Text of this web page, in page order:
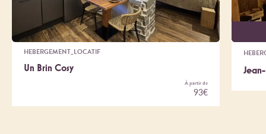
HEBERGEMENT_LOCATIF
Un Brin Cosy
À partir de
93€